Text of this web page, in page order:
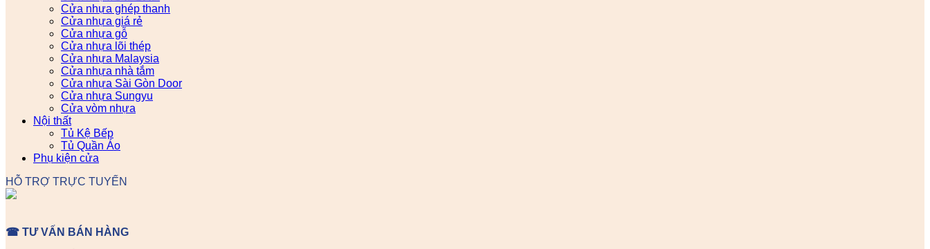
Cửa nhựa ghép thanh
Cửa nhựa giá rẻ
Cửa nhựa gỗ
Cửa nhựa lõi thép
Cửa nhựa Malaysia
Cửa nhựa nhà tắm
Cửa nhựa Sài Gòn Door
Cửa nhựa Sungyu
Cửa vòm nhựa
Nội thất
Tủ Kệ Bếp
Tủ Quần Áo
Phụ kiện cửa
HỖ TRỢ TRỰC TUYẾN
☎ TƯ VẤN BÁN HÀNG